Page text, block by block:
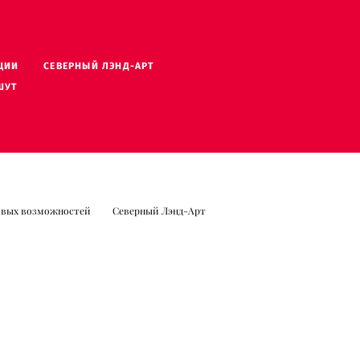
СЕВЕРНЫЙ ЛЭНД-АРТ
СЕВЕРНЫЙ ЛЭНД-АРТ
возможностей Северный Лэнд-Арт